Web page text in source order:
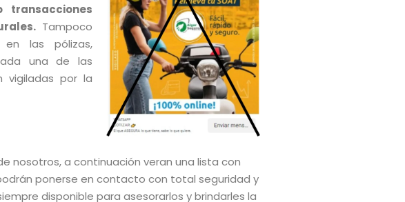
Tampoco
en las pólizas,
una de las
vigiladas por la
nosotros, a continuación veran una lista con
ponerse en contacto con total seguridad y
disponible para asesorarlos y brindarles la